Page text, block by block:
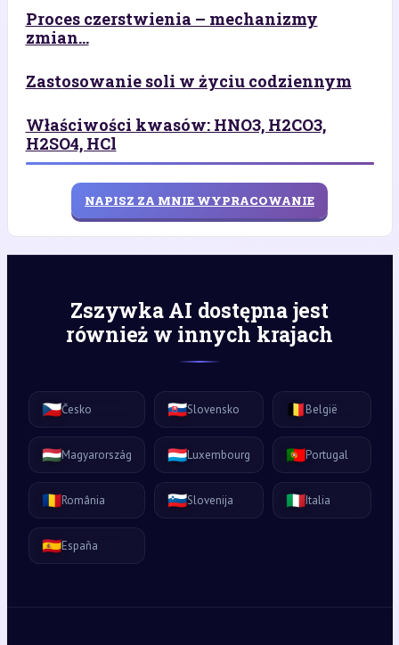
Proces czerstwienia – mechanizmy
zmian...
Zastosowanie soli w życiu codziennym
Właściwości kwasów: HNO3, H2CO3,
H2SO4, HCl
NAPISZ ZA MNIE WYPRACOWANIE
Zszywka AI dostępna jest
również w innych krajach
🇨🇿Česko 🇸🇰Slovensko 🇧🇪België
🇭🇺Magyarország 🇱🇺Luxembourg 🇵🇹Portugal
🇷🇴România 🇸🇮Slovenija 🇮🇹Italia
🇪🇸España